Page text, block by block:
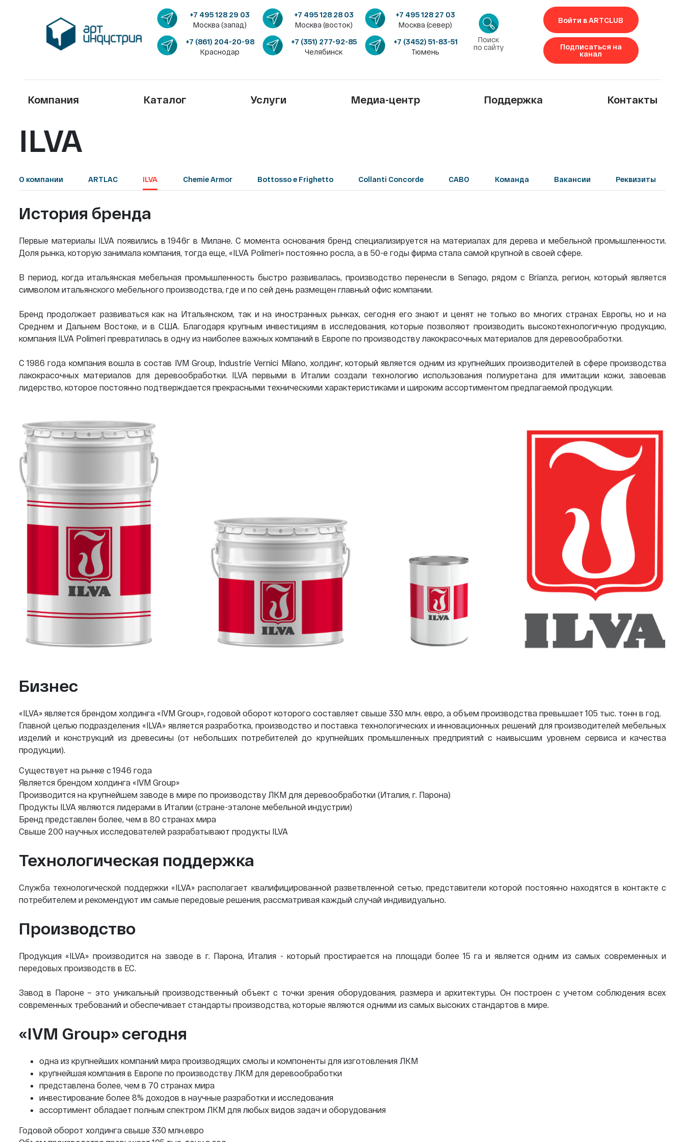
+7 495 128 29 03
Москва (запад)
+7 495 128 28 03
Москва (восток)
+7 495 128 27 03
Москва (север)
+7 (861) 204-20-98
Краснодар
+7 (351) 277-92-85
Челябинск
+7 (3452) 51-83-51
Тюмень
Поиск
по сайту
Войти в ARTCLUB
Подписаться на
канал
Компания Каталог Услуги Медиа-центр Поддержка Контакты
ILVA
О компании ARTLAC ILVA Chemie Armor Bottosso e Frighetto Collanti Concorde CABO Команда Вакансии Реквизиты
История бренда
Первые материалы ILVA появились в 1946г в Милане. С момента основания бренд специализируется на материалах для дерева и мебельной промышленности.
Доля рынка, которую занимала компания, тогда еще, «ILVA Polimeri» постоянно росла, а в 50-е годы фирма стала самой крупной в своей сфере.
В период, когда итальянская мебельная промышленность быстро развивалась, производство перенесли в Senago, рядом с Brianza, регион, который является
символом итальянского мебельного производства, где и по сей день размещен главный офис компании.
Бренд продолжает развиваться как на Итальянском, так и на иностранных рынках, сегодня его знают и ценят не только во многих странах Европы, но и на
Среднем и Дальнем Востоке, и в США. Благодаря крупным инвестициям в исследования, которые позволяют производить высокотехнологичную продукцию,
компания ILVA Polimeri превратилась в одну из наиболее важных компаний в Европе по производству лакокрасочных материалов для деревообработки.
С 1986 года компания вошла в состав IVM Group, Industrie Vernici Milano, холдинг, который является одним из крупнейших производителей в сфере производства
лакокрасочных материалов для деревообработки. ILVA первыми в Италии создали технологию использования полиуретана для имитации кожи, завоевав
лидерство, которое постоянно подтверждается прекрасными техническими характеристиками и широким ассортиментом предлагаемой продукции.
Бизнес
«ILVA» является брендом холдинга «IVM Group», годовой оборот которого составляет свыше 330 млн. евро, а объем производства превышает 105 тыс. тонн в год.
Главной целью подразделения «ILVA» является разработка, производство и поставка технологических и инновационных решений для производителей мебельных
изделий и конструкций из древесины (от небольших потребителей до крупнейших промышленных предприятий с наивысшим уровнем сервиса и качества
продукции).
Существует на рынке с 1946 года
Является брендом холдинга «IVM Group»
Производится на крупнейшем заводе в мире по производству ЛКМ для деревообработки (Италия, г. Парона)
Продукты ILVA являются лидерами в Италии (стране-эталоне мебельной индустрии)
Бренд представлен более, чем в 80 странах мира
Свыше 200 научных исследователей разрабатывают продукты ILVA
Технологическая поддержка
Служба технологической поддержки «ILVA» располагает квалифицированной разветвленной сетью, представители которой постоянно находятся в контакте с
потребителем и рекомендуют им самые передовые решения, рассматривая каждый случай индивидуально.
Производство
Продукция «ILVA» производится на заводе в г. Парона, Италия - который простирается на площади более 15 га и является одним из самых современных и
передовых производств в ЕС.
Завод в Пароне – это уникальный производственный объект с точки зрения оборудования, размера и архитектуры. Он построен с учетом соблюдения всех
современных требований и обеспечивает стандарты производства, которые являются одними из самых высоких стандартов в мире.
«IVM Group» сегодня
одна из крупнейших компаний мира производящих смолы и компоненты для изготовления ЛКМ
крупнейшая компания в Европе по производству ЛКМ для деревообработки
представлена более, чем в 70 странах мира
инвестирование более 8% доходов в научные разработки и исследования
ассортимент обладает полным спектром ЛКМ для любых видов задач и оборудования
Годовой оборот холдинга свыше 330 млн.евро